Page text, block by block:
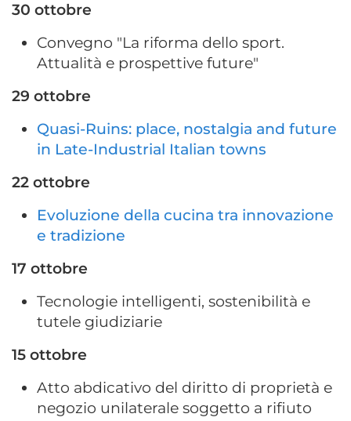
30 ottobre
Convegno "La riforma dello sport.
Attualità e prospettive future"
29 ottobre
Quasi-Ruins: place, nostalgia and future
in Late-Industrial Italian towns
22 ottobre
Evoluzione della cucina tra innovazione
e tradizione
17 ottobre
Tecnologie intelligenti, sostenibilità e
tutele giudiziarie
15 ottobre
Atto abdicativo del diritto di proprietà e
negozio unilaterale soggetto a rifiuto